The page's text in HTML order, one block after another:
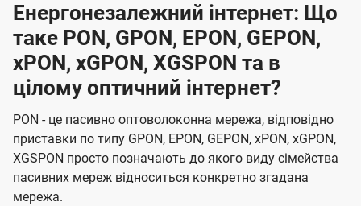
Енергонезалежний інтернет: Що
таке PON, GPON, EPON, GEPON,
xPON, xGPON, XGSPON та в
цілому оптичний інтернет?
PON - це пасивно оптоволоконна мережа, відповідно
приставки по типу GPON, EPON, GEPON, xPON, xGPON,
XGSPON просто позначають до якого виду сімейства
пасивних мереж відноситься конкретно згадана
мережа.